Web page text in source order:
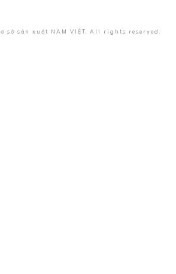
sở sản xuất NAM VIỆT , All rights reserved.